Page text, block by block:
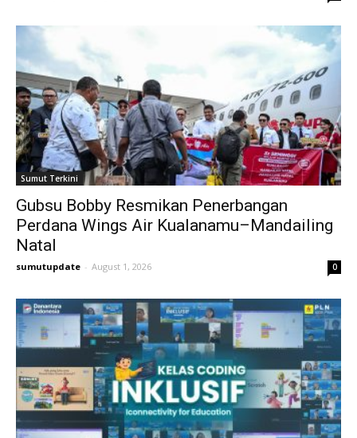
Sumut Terkini
Gubsu Bobby Resmikan Penerbangan
Perdana Wings Air Kualanamu–Mandailing
Natal
sumutupdate - August 1, 2026 0